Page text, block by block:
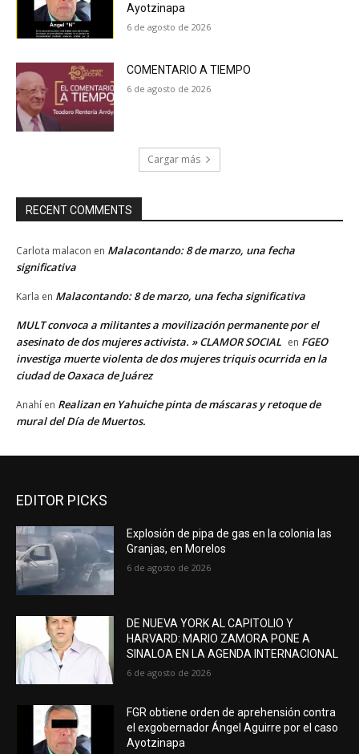
Ayotzinapa
6 de agosto de 2026
COMENTARIO A TIEMPO
6 de agosto de 2026
Cargar más
RECENT COMMENTS
Carlota malacon en Malacontando: 8 de marzo, una fecha
significativa
Karla en Malacontando: 8 de marzo, una fecha significativa
MULT convoca a militantes a movilización permanente por el
asesinato de dos mujeres activista. » CLAMOR SOCIAL en FGEO
investiga muerte violenta de dos mujeres triquis ocurrida en la
ciudad de Oaxaca de Juárez
Anahí en Realizan en Yahuiche pinta de máscaras y retoque de
mural del Día de Muertos.
EDITOR PICKS
Explosión de pipa de gas en la colonia las
Granjas, en Morelos
6 de agosto de 2026
DE NUEVA YORK AL CAPITOLIO Y
HARVARD: MARIO ZAMORA PONE A
SINALOA EN LA AGENDA INTERNACIONAL
6 de agosto de 2026
FGR obtiene orden de aprehensión contra
el exgobernador Ángel Aguirre por el caso
Ayotzinapa